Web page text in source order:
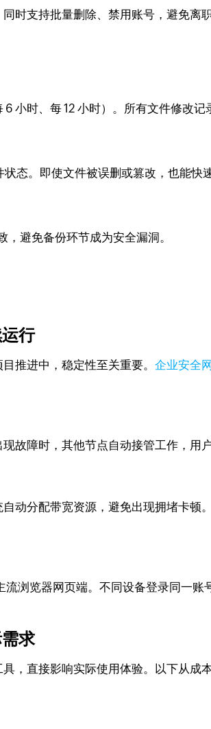
时支持批量删除、禁用账号，避免离
小时、每 12 小时）。所有文件修改记
态。即使文件被误删或篡改，也能快
避免备份环节成为安全漏洞。
行
推进中，稳定性至关重要。企业安全
故障时，其他节点自动接管工作，用
动分配带宽资源，避免出现拥堵卡顿
浏览器网页端。不同设备登录同一
求
，直接影响实际使用体验。以下从成